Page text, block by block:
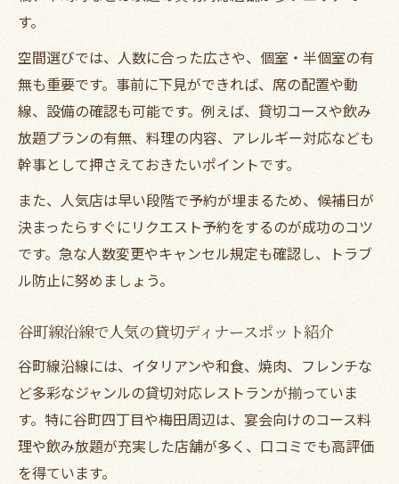
魅力
団体宴会に嬉しいディナー貸切の設備特集
人数に合わせたディナー貸切のレイアウト
活用術
快適に過ごせる貸切ディナー空間のポイン
ト
谷町線で快適に楽しむ貸切ディナーの魅力
谷町線沿線の快適ディナー貸切体験ポイン
ト
アクセス重視で選ぶディナー貸切の利便性
幹事も楽になるディナー貸切事前準備の工
夫
谷町線ディナー貸切で味わう非日常感の演
出
す。
空間選びでは、人数に合った広さや、個室・半個室の有
無も重要です。事前に下見ができれば、席の配置や動
線、設備の確認も可能です。例えば、貸切コースや飲み
放題プランの有無、料理の内容、アレルギー対応なども
幹事として押さえておきたいポイントです。
また、人気店は早い段階で予約が埋まるため、候補日が
決まったらすぐにリクエスト予約をするのが成功のコツ
です。急な人数変更やキャンセル規定も確認し、トラブ
ル防止に努めましょう。
谷町線沿線で人気の貸切ディナースポット紹介
谷町線沿線には、イタリアンや和食、焼肉、フレンチな
ど多彩なジャンルの貸切対応レストランが揃っていま
す。特に谷町四丁目や梅田周辺は、宴会向けのコース料
理や飲み放題が充実した店舗が多く、口コミでも高評価
を得ています。